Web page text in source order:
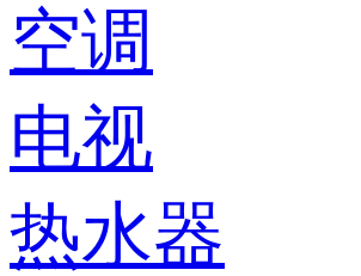
空调
电视
热水器